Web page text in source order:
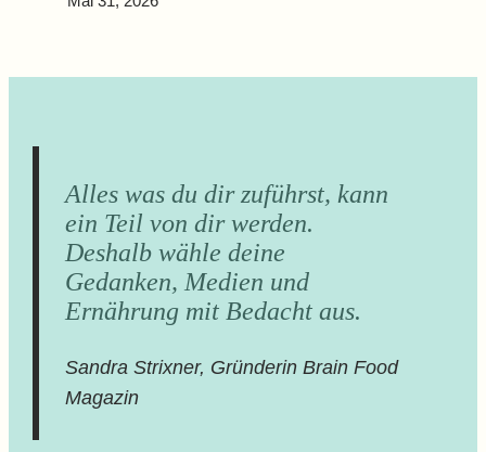
Alles was du dir zuführst, kann
ein Teil von dir werden.
Deshalb wähle deine
Gedanken, Medien und
Ernährung mit Bedacht aus.
Sandra Strixner, Gründerin Brain Food
Magazin